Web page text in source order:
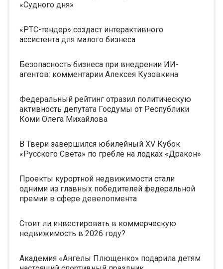
«Судного дня»
«РТС-тендер» создаст интерактивного
ассистента для малого бизнеса
Безопасность бизнеса при внедрении ИИ-
агентов: комментарии Алексея Кузовкина
Федеральный рейтинг отразил политическую
активность депутата Госдумы от Республики
Коми Олега Михайлова
В Твери завершился юбилейный XV Кубок
«Русского Света» по гребле на лодках «Дракон»
Проекты курортной недвижимости стали
одними из главных победителей федеральной
премии в сфере девелопмента
Стоит ли инвестировать в коммерческую
недвижимость в 2026 году?
Академия «Ангелы Плющенко» подарила детям